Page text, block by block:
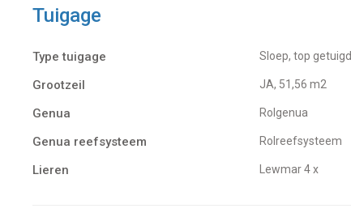
Tuigage
Type tuigage Sloep, top getuigd.
Grootzeil JA, 51,56 m2
Genua Rolgenua
Genua reefsysteem Rolreefsysteem
Lieren Lewmar 4 x